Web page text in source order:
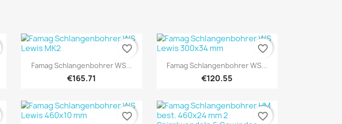
Quick view
Famag Schlangenbohrer WS...
€165.71
favorite_border
Quick view
Famag Schlangenbohrer WS...
€120.55
favorite_border
favorite_border favorite_border